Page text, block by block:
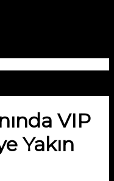
VIP
Yakın